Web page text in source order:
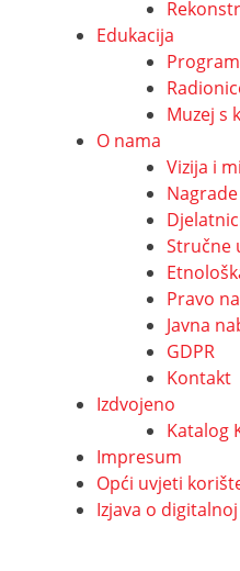
Edukacija
Muzej s
O nama
Vizija i
Nagrade
Stručne
Pravo
Javna
GDPR
Kontakt
Izdvojeno
Katalog
Impresum
Opći uvjeti
Izjava o